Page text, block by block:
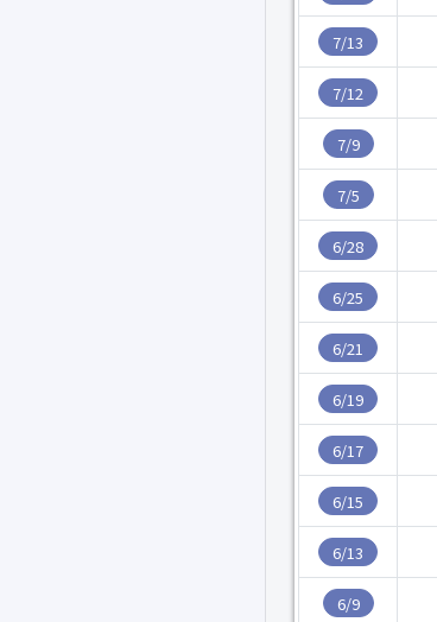
7/13
7/12
7/9
7/5
6/28
6/25
6/21
6/19
6/17
6/15
6/13
6/9